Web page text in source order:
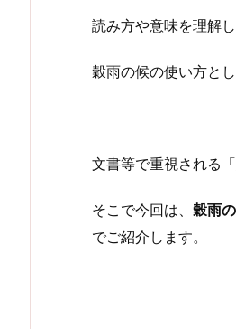
読み方や意味を理解
穀雨の候の使い方と
文書等で重視される
そこで今回は、 穀雨
でご紹介します。